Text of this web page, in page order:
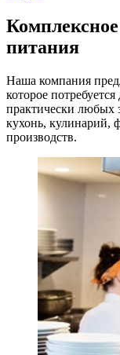
питания
Наша компания
которое
практически любых
кухонь, кулинарий,
производств.